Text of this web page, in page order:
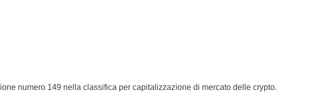
numero 149 nella classifica per capitalizzazione di mercato delle crypto.